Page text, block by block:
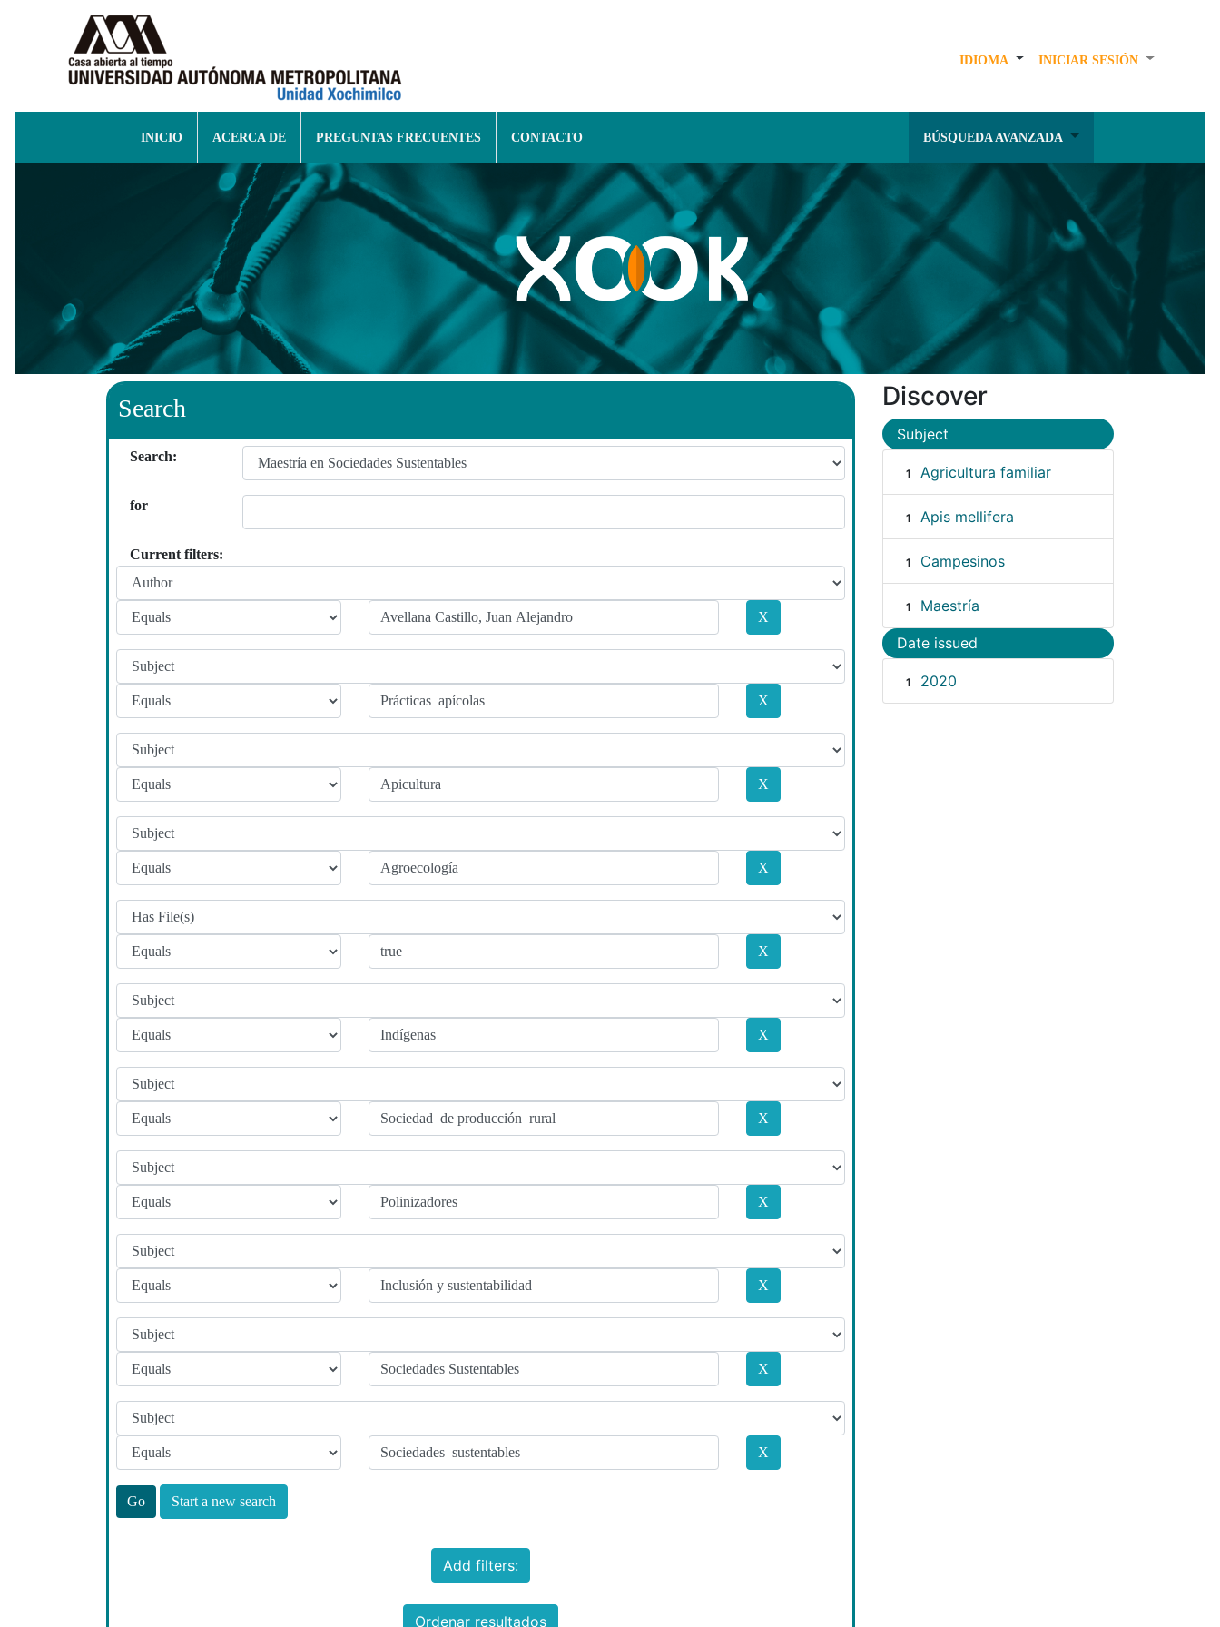
IDIOMA INICIAR SESIÓN
INICIO ACERCA DE PREGUNTAS FRECUENTES CONTACTO BÚSQUEDA AVANZADA
Search
Search:
for
Current filters:
Start a new search
Add filters:
Ordenar resultados
Discover
Subject
1 Agricultura familiar
1 Apis mellifera
1 Campesinos
1 Maestría
Date issued
1 2020